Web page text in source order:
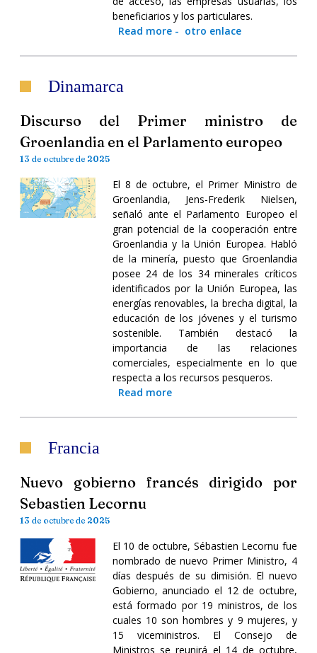
beneficiarios y los particulares.
Read more- otro enlace
Dinamarca
Discurso del Primer ministro de
Groenlandia en el Parlamento europeo
13 de octubre de 2025
El 8 de octubre, el Primer Ministro de
Groenlandia, Jens-Frederik Nielsen,
señaló ante el Parlamento Europeo el
gran potencial de la cooperación entre
Groenlandia y la Unión Europea. Habló
de la minería, puesto que Groenlandia
posee 24 de los 34 minerales críticos
identificados por la Unión Europea, las
energías renovables, la brecha digital, la
educación de los jóvenes y el turismo
sostenible. También destacó la
importancia de las relaciones
comerciales, especialmente en lo que
respecta a los recursos pesqueros.
Read more
Francia
Nuevo gobierno francés dirigido por
Sebastien Lecornu
13 de octubre de 2025
El 10 de octubre, Sébastien Lecornu fue
nombrado de nuevo Primer Ministro, 4
días después de su dimisión. El nuevo
Gobierno, anunciado el 12 de octubre,
está formado por 19 ministros, de los
cuales 10 son hombres y 9 mujeres, y
15 viceministros. El Consejo de
Ministros se reunirá el 14 de octubre,